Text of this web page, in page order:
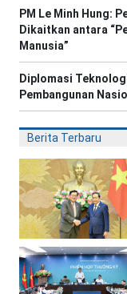
PM Le Minh Hung:
Dikaitkan antara
Manusia”
Diplomasi
Pembangunan
Berita Terbaru